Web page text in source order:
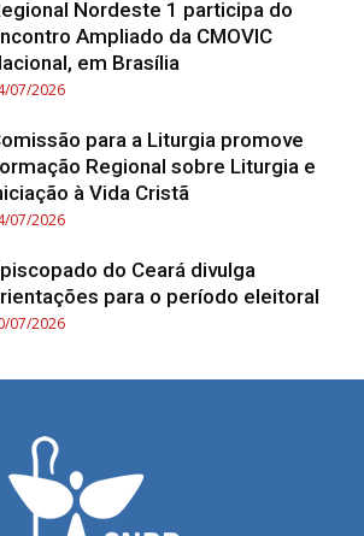
Nordeste 1 participa do
Ampliado da CMOVIC
em Brasília
07/2026
para a Liturgia promove
Regional sobre Liturgia e
à Vida Cristã
07/2026
do Ceará divulga
para o período eleitoral
07/2026